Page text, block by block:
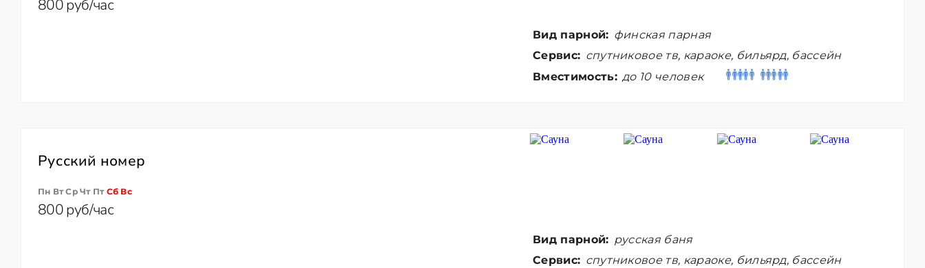
800 руб/час
Вид парной: финская парная
Сервис: спутниковое тв, караоке, бильярд, бассейн
Вместимость: до 10 человек
Русский номер
Пн Вт Ср Чт Пт Сб Вс
800 руб/час
Вид парной: русская баня
Сервис: спутниковое тв, караоке, бильярд, бассейн